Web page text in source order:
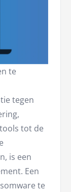
te
tegen
tot de
is een
Een
te